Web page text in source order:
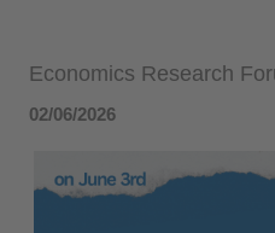
Economics Research
02/06/2026